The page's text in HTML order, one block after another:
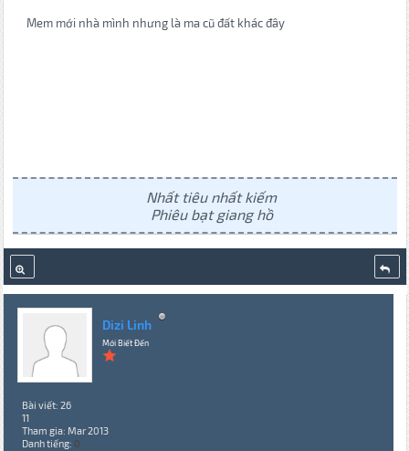
Mem mới nhà mình nhưng là ma cũ đất khác đây
Nhất tiêu nhất kiếm
Phiêu bạt giang hồ
Dizi Linh
Mới Biết Đến
Bài viết: 26
11
Tham gia: Mar 2013
Danh tiếng: 0